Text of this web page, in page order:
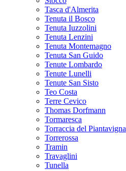
Tasca d'Almerita
Tenuta il Bosco
Tenuta Iuzzolini
Tenuta Lenzini
Tenuta Montemagno
Tenuta San Guido
Tenute Lombardo
Tenute Lunelli
Tenute San Sisto
Teo Costa
Terre Cevico
Thomas Dorfmann
Tormaresca
Torraccia del Piantavigna
Torrerossa
Tramin
Travaglini
Tunella